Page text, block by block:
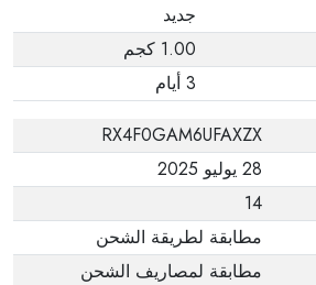
جديد
1.00 كجم
3 أيام
RX4F0GAM6UFAXZX
28 يوليو 2025
14
مطابقة لطريقة الشحن
مطابقة لمصاريف الشحن